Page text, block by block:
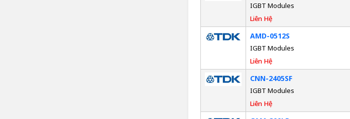
IGBT Modules
Liên Hệ
AMD-0512S
IGBT Modules
Liên Hệ
CNN-2405SF
IGBT Modules
Liên Hệ